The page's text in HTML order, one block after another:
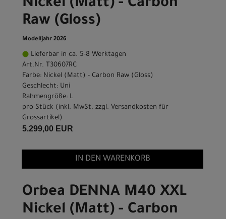
Nickel (Matt) - Carbon
Raw (Gloss)
Modelljahr 2026
Lieferbar in ca. 5-8 Werktagen
Art.Nr. T30607RC
Farbe: Nickel (Matt) - Carbon Raw (Gloss)
Geschlecht: Uni
Rahmengröße: L
pro Stück (inkl. MwSt. zzgl. Versandkosten für
Grossartikel)
5.299,00 EUR
IN DEN WARENKORB
Orbea DENNA M40 XXL
Nickel (Matt) - Carbon